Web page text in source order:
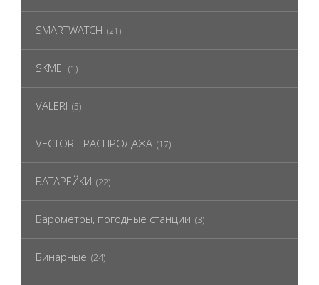
SMARTWATCH (21)
SKMEI (1)
VALERI (5)
VECTOR - РАСПРОДАЖА (17)
БАТАРЕЙКИ (22)
Барометры, погодные станции (3)
Бинарные (24)